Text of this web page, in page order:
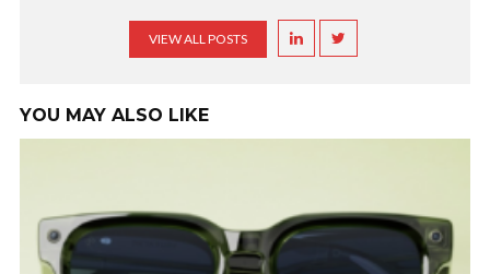
VIEW ALL POSTS
YOU MAY ALSO LIKE